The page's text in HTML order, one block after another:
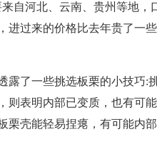
自河北、云南、贵州等地，
进过来的价格比去年贵了一
了一些挑选板栗的小技巧:
则表明内部已变质，也有可
栗壳能轻易捏瘪，有可能内